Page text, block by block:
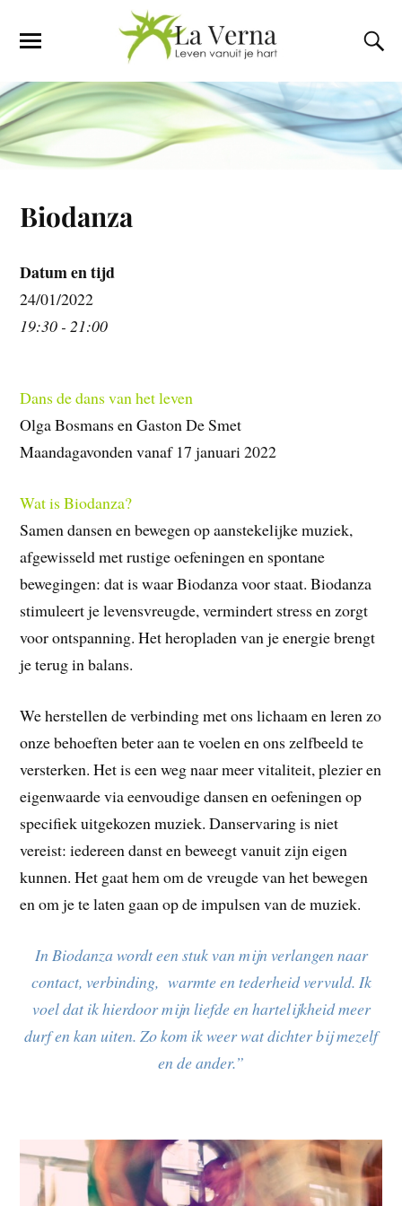
Biodanza
Datum en tijd
24/01/2022
19:30 - 21:00
Dans de dans van het leven
Olga Bosmans en Gaston De Smet
Maandagavonden vanaf 17 januari 2022
Wat is Biodanza?
Samen dansen en bewegen op aanstekelijke muziek,
afgewisseld met rustige oefeningen en spontane
bewegingen: dat is waar Biodanza voor staat. Biodanza
stimuleert je levensvreugde, vermindert stress en zorgt
voor ontspanning. Het heropladen van je energie brengt
je terug in balans.
We herstellen de verbinding met ons lichaam en leren zo
onze behoeften beter aan te voelen en ons zelfbeeld te
versterken. Het is een weg naar meer vitaliteit, plezier en
eigenwaarde via eenvoudige dansen en oefeningen op
specifiek uitgekozen muziek. Danservaring is niet
vereist: iedereen danst en beweegt vanuit zijn eigen
kunnen. Het gaat hem om de vreugde van het bewegen
en om je te laten gaan op de impulsen van de muziek.
In Biodanza wordt een stuk van mijn verlangen naar
contact, verbinding, warmte en tederheid vervuld. Ik
voel dat ik hierdoor mijn liefde en hartelijkheid meer
durf en kan uiten. Zo kom ik weer wat dichter bij mezelf
en de ander.”